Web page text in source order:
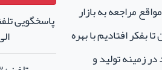
مراجعه به بازار
بفکر افتادیم با بهره
زمینه تولید و
الی۱۹